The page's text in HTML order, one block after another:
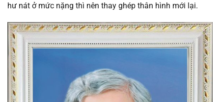
hư nát ở mức nặng thì nên thay ghép thân hình mới lại.